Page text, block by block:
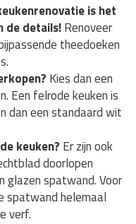
is het
de details!Renoveer
theedoeken
Kies dan een
Een felrode keuken is
dan een standaard wit
keuken? Er zijn ook
doorlopen
glazen spatwand. Voor
spatwand helemaal
verf.